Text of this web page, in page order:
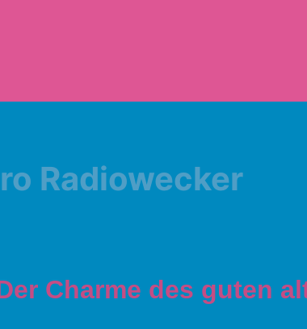
Radiowecker
Charme des guten